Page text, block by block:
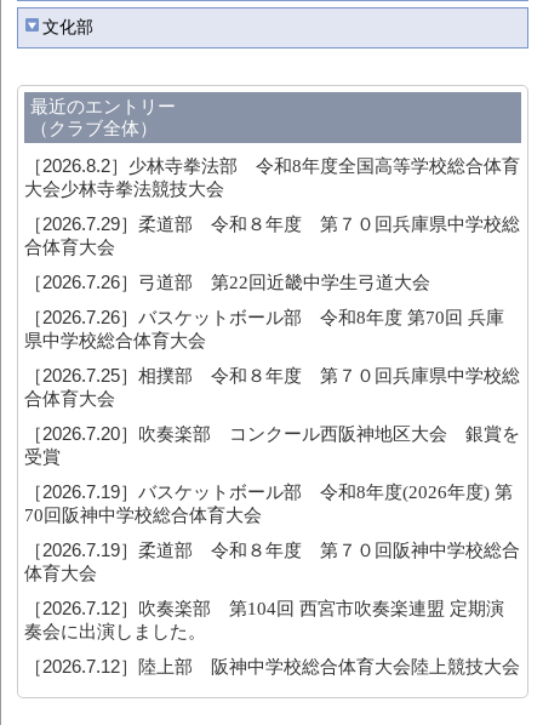
文化部
最近のエントリー
（クラブ全体）
［2026.8.2］ 少林寺拳法部 令和8年度全国高等学校総合体育
大会少林寺拳法競技大会
［2026.7.29］柔道部 令和８年度 第７０回兵庫県中学校総
合体育大会
［2026.7.26］ 弓道部 第22回近畿中学生弓道大会
［2026.7.26］バスケットボール部 令和8年度 第70回 兵庫
県中学校総合体育大会
［2026.7.25］相撲部 令和８年度 第７０回兵庫県中学校総
合体育大会
［2026.7.20］ 吹奏楽部 コンクール西阪神地区大会 銀賞を
受賞
［2026.7.19］バスケットボール部 令和8年度(2026年度) 第
70回阪神中学校総合体育大会
［2026.7.19］柔道部 令和８年度 第７０回阪神中学校総合
体育大会
［2026.7.12］ 吹奏楽部 第104回 西宮市吹奏楽連盟 定期演
奏会に出演しました。
［2026.7.12］ 陸上部 阪神中学校総合体育大会陸上競技大会